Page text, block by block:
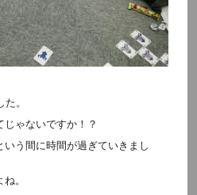
。
ゃないですか！？
う間に時間が過ぎていきまし
。